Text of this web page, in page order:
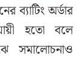
ব্যাটিং অর্ডার
হতো বলে
সমালোচনাও